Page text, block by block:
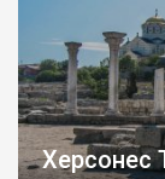
Херсонес